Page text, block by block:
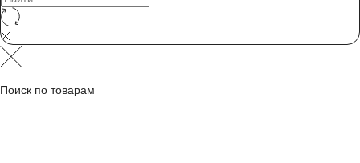
+7-937-778-33-11
Каталог
Поиск по товарам
Заказать звонок
Задать вопрос